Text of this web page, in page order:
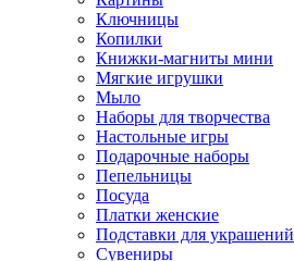
Ключницы
Копилки
Книжки-магниты мини
Мягкие игрушки
Мыло
Наборы для творчества
Настольные игры
Подарочные наборы
Пепельницы
Посуда
Платки женские
Подставки для украшений
Сувениры